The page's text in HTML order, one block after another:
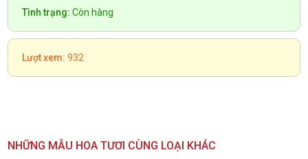
Tình trạng: Còn hàng
Lượt xem: 932
NHỮNG MẪU HOA TƯƠI CÙNG LOẠI KHÁC